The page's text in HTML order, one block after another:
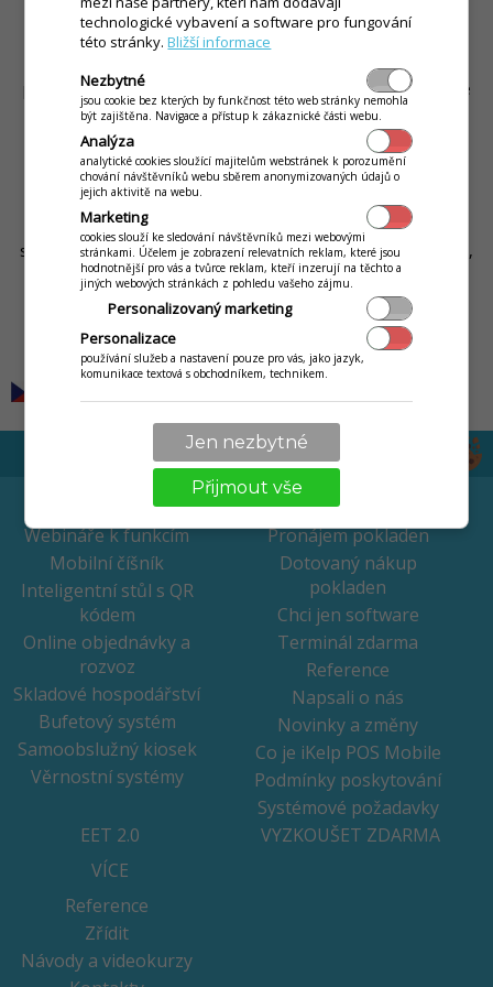
čím dál těžší.
Velký důraz jako výrobce klademe na funkce aplikace, kdy do
procesu prodeje zapojujeme i zákazníka. Zákazník restaurace
nebo kavárny má dnes sebou běžně telefon, ve kterém má
internet (až 70% vašich zákazníků, jak hovoří statistiky našich
mobilních operátorů) a pomocí něj se dělí o své zážitky s
celým světem. Toto nám dává možnosti, které byly doposud
těžce realizovatelné, přivolání číšníka, aktuální nabídka
jídelního lístku s fotografiemi. Blíže zde na naší produktové
stránce (Inteligentní stůl). Náklady jsou tak pomocí QR kódů,
NFC tagů srazeny na minimum.
by Rudolf Tellár
Webináře k funkcím
Mobilní číšník
Inteligentní stůl s QR
kódem
Online objednávky a
rozvoz
Skladové hospodářství
Bufetový systém
Samoobslužný kiosek
Věrnostní systémy
CENÍK
Pronájem pokladen
Dotovaný nákup
pokladen
Chci jen software
Terminál zdarma
Reference
Napsali o nás
Novinky a změny
Co je iKelp POS Mobile
Podmínky poskytování
Systémové požadavky
EET 2.0
VYZKOUŠET ZDARMA
VÍCE
Reference
Zřídit
Návody a videokurzy
technologické vybavení a software pro fungování
této stránky.Bližší informace
Nezbytné
jsou cookie bez kterých by funkčnost této web stránky nemohla
být zajištěna. Navigace a přístup k zákaznické části webu.
Analýza
analytické cookies sloužící majitelům webstránek k porozumění
chování návštěvníků webu sběrem anonymizovaných údajů o
jejich aktivitě na webu.
Marketing
cookies slouží ke sledování návštěvníků mezi webovými
stránkami. Účelem je zobrazení relevatních reklam, které jsou
hodnotnější pro vás a tvůrce reklam, kteří inzerují na těchto a
jiných webových stránkách z pohledu vašeho zájmu.
Personalizovaný marketing
Personalizace
používání služeb a nastavení pouze pro vás, jako jazyk,
komunikace textová s obchodníkem, technikem.
Jen nezbytné
Přijmout vše